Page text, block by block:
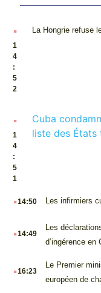
.
1
4
:
5
2
La Hongrie refuse
.
1
4
:
5
1
Cuba
liste des États
.14:50 Les infirmiers
.14:49
Les
d’ingérence en
.16:23
Le Premier
européen de